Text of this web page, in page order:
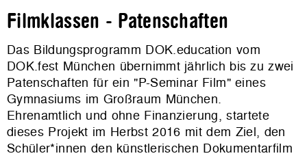
Filmklassen - Patenschaften
Das Bildungsprogramm DOK.education vom
DOK.fest München übernimmt jährlich bis zu zwei
Patenschaften für ein "P-Seminar Film" eines
Gymnasiums im Großraum München.
Ehrenamtlich und ohne Finanzierung, startete
dieses Projekt im Herbst 2016 mit dem Ziel, den
Schüler*innen den künstlerischen Dokumentarfilm